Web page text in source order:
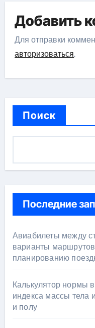
Добавить
Для отправки
авторизоваться.
Поиск
Последние
Авиабилеты между
варианты
планированию
Калькулятор нормы
индекса массы тела
и полу